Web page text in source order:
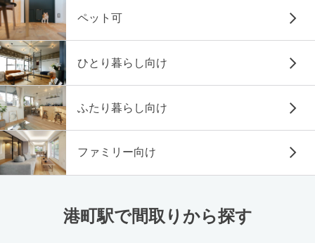
ペット可
ひとり暮らし向け
ふたり暮らし向け
ファミリー向け
港町駅で間取りから探す